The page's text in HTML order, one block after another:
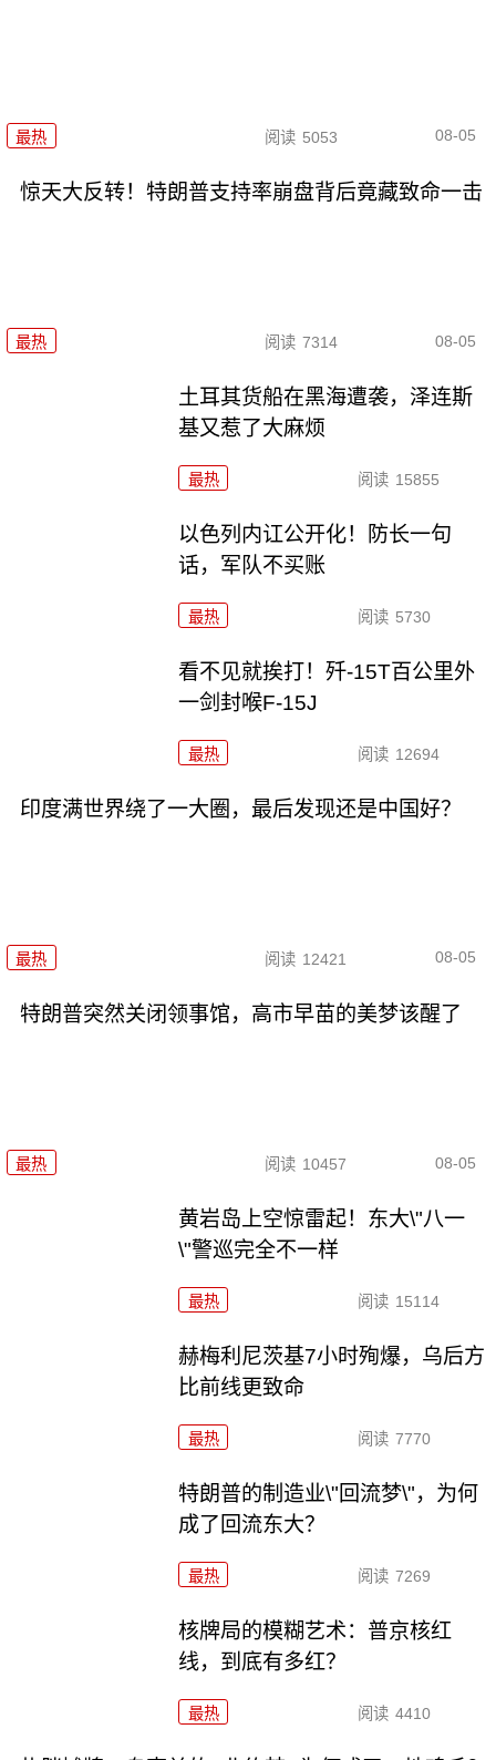
最热 阅读 5053 08-05
惊天大反转！特朗普支持率崩盘背后竟藏致命一击
最热 阅读 7314 08-05
土耳其货船在黑海遭袭，泽连斯
基又惹了大麻烦
最热 阅读 15855
以色列内讧公开化！防长一句
话，军队不买账
最热 阅读 5730
看不见就挨打！歼-15T百公里外
一剑封喉F-15J
最热 阅读 12694
印度满世界绕了一大圈，最后发现还是中国好？
最热 阅读 12421 08-05
特朗普突然关闭领事馆，高市早苗的美梦该醒了
最热 阅读 10457 08-05
黄岩岛上空惊雷起！东大\"八一
\"警巡完全不一样
最热 阅读 15114
赫梅利尼茨基7小时殉爆，乌后方
比前线更致命
最热 阅读 7770
特朗普的制造业\"回流梦\"，为何
成了回流东大？
最热 阅读 7269
核牌局的模糊艺术：普京核红
线，到底有多红？
最热 阅读 4410